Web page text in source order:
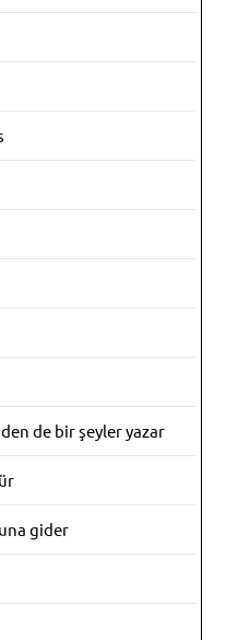
de bir şeyler yazar
gider